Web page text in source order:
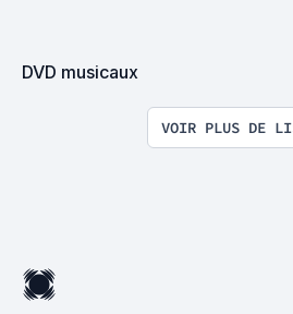
DVD musicaux
VOIR PLUS DE